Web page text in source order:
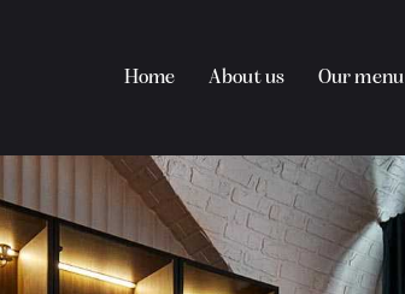
Home About us Our menu